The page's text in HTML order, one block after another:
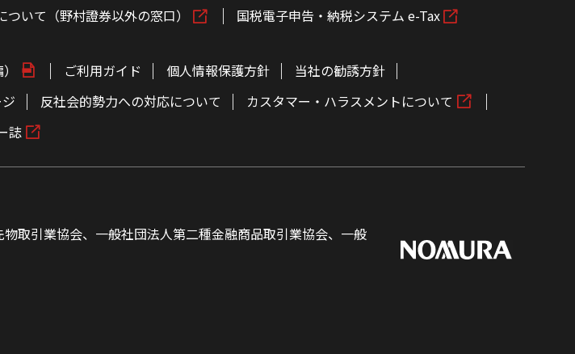
ついて（野村證券以外の窓口） 国税電子申告・納税システム e-Tax
ご利用ガイド 個人情報保護方針
当社の勧誘方針
反社会的勢力への対応について
カスタマー・ハラスメントについて
誌
取引業協会、一般社団法人第二種金融商品取引業協会、一般